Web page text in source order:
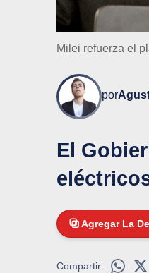
Milei refuerza el
por
El
Agregar La
Compartir: